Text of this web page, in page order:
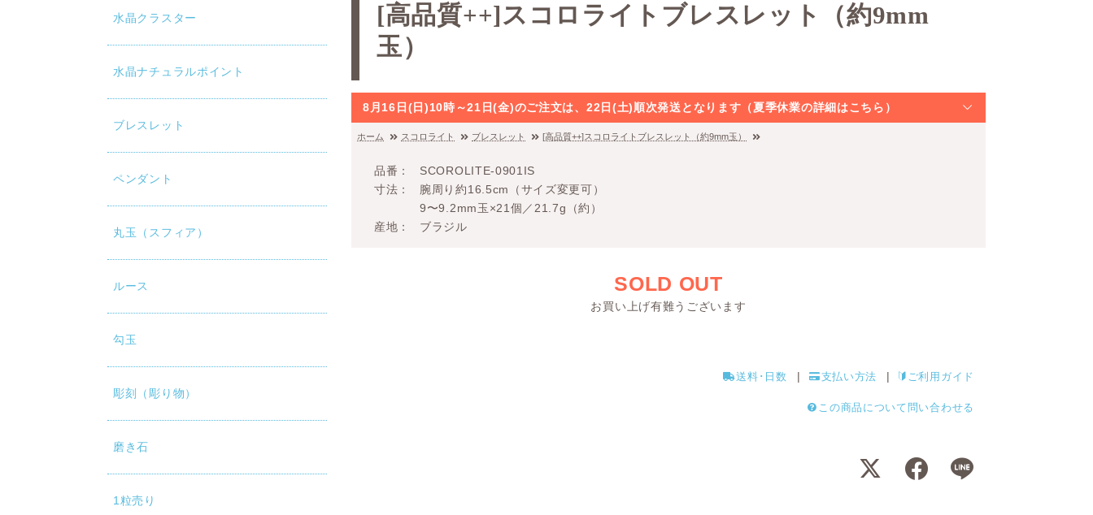
水晶クラスター
水晶ナチュラルポイント
ブレスレット
ペンダント
丸玉（スフィア）
ルース
勾玉
彫刻（彫り物）
磨き石
1粒売り
[高品質++]スコロライトブレスレット（約9mm
玉）
8月16日(日)10時～21日(金)のご注文は、22日(土)順次発送となります（夏季休業の詳細はこちら）
ホーム スコロライト ブレスレット [高品質++]スコロライトブレスレット（約9mm玉）
品番
SCOROLITE-0901IS
寸法
腕周り約16.5cm（サイズ変更可）
9〜9.2mm玉×21個／21.7g（約）
産地
ブラジル
SOLD OUT
お買い上げ有難うございます
送料･日数 支払い方法 ご利用ガイド
この商品について問い合わせる